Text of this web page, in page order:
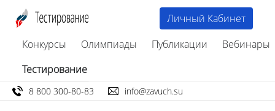
Конкурсы Олимпиады Публикации
Вебинары
Тестирование
Личный Кабинет
8 800 300-80-83 info@zavuch.su